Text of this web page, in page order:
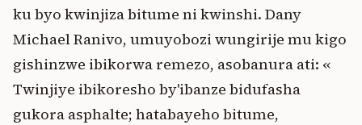
ku byo kwinjiza bitume ni kwinshi. Dany
Michael Ranivo, umuyobozi wungirije mu kigo
gishinzwe ibikorwa remezo, asobanura ati: «
Twinjiye ibikoresho by'ibanze bidufasha
gukora asphalte; hatabayeho bitume,